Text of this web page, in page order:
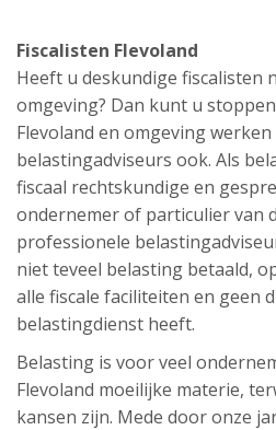
Fiscalisten Flevoland
Heeft u deskundige fiscalisten
omgeving? Dan kunt u
Flevoland en omgeving werken
belastingadviseurs ook. Als
fiscaal rechtskundige en
ondernemer of particulier van
professionele
niet teveel belasting betaald,
alle fiscale faciliteiten en geen
belastingdienst heeft.
Belasting is voor veel
Flevoland moeilijke materie,
kansen zijn. Mede door onze